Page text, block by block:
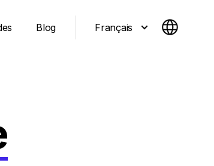
Blog Français